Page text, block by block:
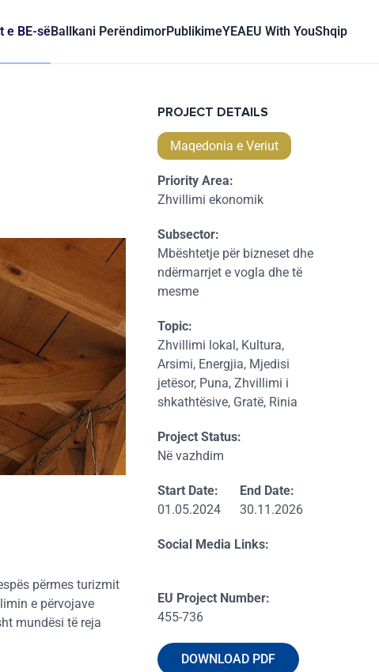
e BE-sëBallkani PerëndimorPublikimeYEAEU With YouShqip
përmes turizmit
e përvojave
mundësi të reja
Zoom out
PROJECT DETAILS
Maqedonia e Veriut
Priority Area:
Zhvillimi ekonomik
Subsector:
Mbështetje për bizneset dhe
ndërmarrjet e vogla dhe të
mesme
Topic:
Zhvillimi lokal, Kultura,
Arsimi, Energjia, Mjedisi
jetësor, Puna, Zhvillimi i
shkathtësive, Gratë, Rinia
Project Status:
Në vazhdim
Start Date:
01.05.2024
End Date:
30.11.2026
Social Media Links:
EU Project Number:
455-736
DOWNLOAD PDF